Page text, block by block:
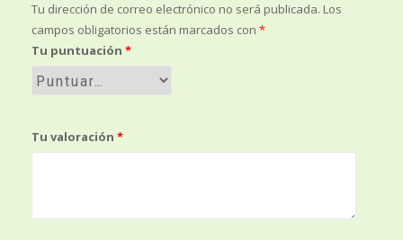
Tu dirección de correo electrónico no será publicada. Los
campos obligatorios están marcados con *
Tu puntuación *
Tu valoración *